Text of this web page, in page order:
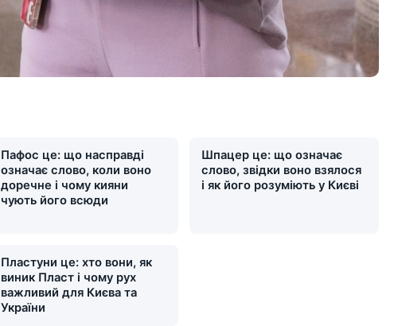
Пафос це: що насправді
означає слово, коли воно
доречне і чому кияни
чують його всюди
Шпацер це: що означає
слово, звідки воно взялося
і як його розуміють у Києві
Пластуни це: хто вони, як
виник Пласт і чому рух
важливий для Києва та
України